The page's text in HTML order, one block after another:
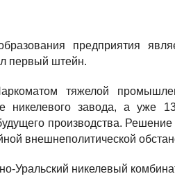
предприятия
первый штейн.
тяжелой
никелевого завода, а уже
производства.
внешнеполитической
Уральский никелевый